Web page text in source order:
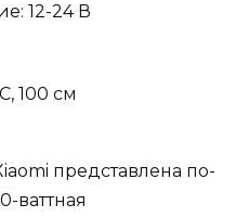
12-24 В
100 см
представлена по-
ваттная